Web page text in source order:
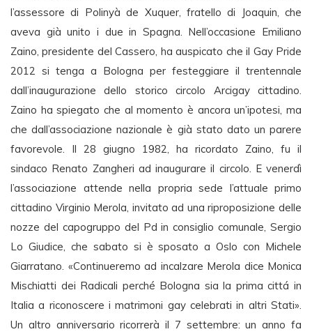
l’assessore di Polinyà de Xuquer, fratello di Joaquin, che
aveva già unito i due in Spagna. Nell’occasione Emiliano
Zaino, presidente del Cassero, ha auspicato che il Gay Pride
2012 si tenga a Bologna per festeggiare il trentennale
dall’inaugurazione dello storico circolo Arcigay cittadino.
Zaino ha spiegato che al momento è ancora un’ipotesi, ma
che dall’associazione nazionale è già stato dato un parere
favorevole. Il 28 giugno 1982, ha ricordato Zaino, fu il
sindaco Renato Zangheri ad inaugurare il circolo. E venerdì
l’associazione attende nella propria sede l’attuale primo
cittadino Virginio Merola, invitato ad una riproposizione delle
nozze del capogruppo del Pd in consiglio comunale, Sergio
Lo Giudice, che sabato si è sposato a Oslo con Michele
Giarratano. «Continueremo ad incalzare Merola dice Monica
Mischiatti dei Radicali perché Bologna sia la prima cittá in
Italia a riconoscere i matrimoni gay celebrati in altri Stati».
Un altro anniversario ricorrerà il 7 settembre: un anno fa